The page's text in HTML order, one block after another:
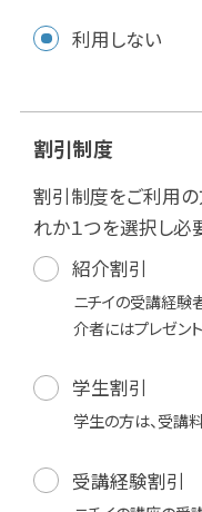
利用しない
割引制度
割引制度をご利用の
れか１つを選択し必
紹介割引
ニチイの受講経験
介者にはプレゼント
学生割引
学生の方は、受講
受講経験割引